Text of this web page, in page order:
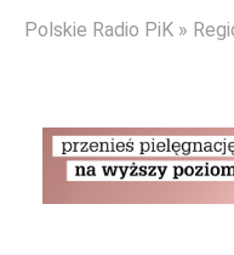
Polskie Radio PiK